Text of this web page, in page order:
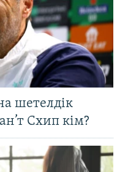
шетелдік
Схип кім?